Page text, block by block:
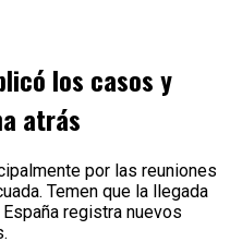
los casos y
atrás
por las reuniones
Temen que la llegada
registra nuevos